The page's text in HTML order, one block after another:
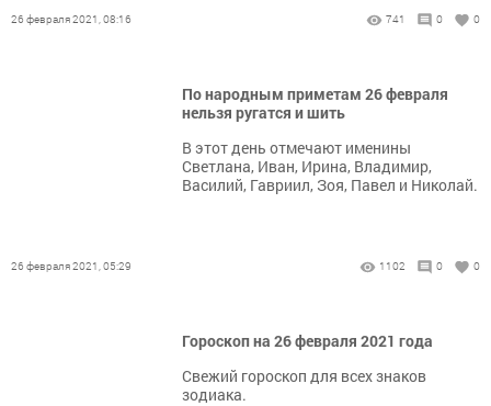
26 февраля 2021, 08:16 741 0 0
По народным приметам 26 февраля
нельзя ругатся и шить
В этот день отмечают именины
Светлана, Иван, Ирина, Владимир,
Василий, Гавриил, Зоя, Павел и Николай.
26 февраля 2021, 05:29 1102 0 0
Гороскоп на 26 февраля 2021 года
Свежий гороскоп для всех знаков
зодиака.